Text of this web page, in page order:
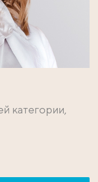
категории,